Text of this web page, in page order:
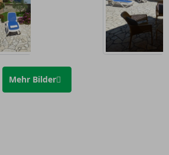
Mehr Bilder